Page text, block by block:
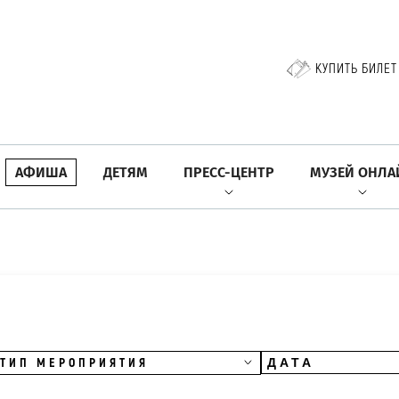
КУПИТЬ БИЛЕТ
АФИША ДЕТЯМ ПРЕСС-ЦЕНТР МУЗЕЙ
ТИП МЕРОПРИЯТИЯ